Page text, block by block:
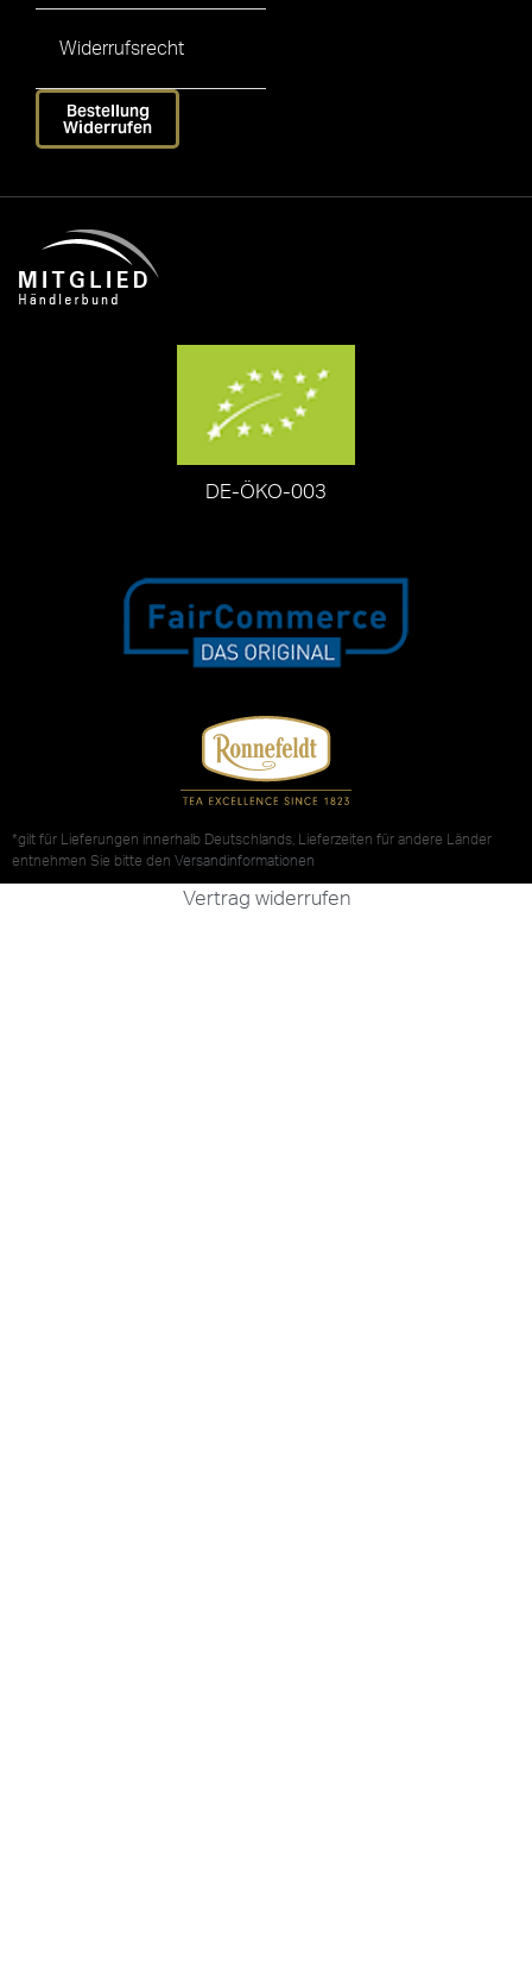
Widerrufsrecht
Bestellung
Widerrufen
DE-ÖKO-003
*gilt für Lieferungen innerhalb Deutschlands, Lieferzeiten für andere Länder
entnehmen Sie bitte den Versandinformationen
Vertrag widerrufen